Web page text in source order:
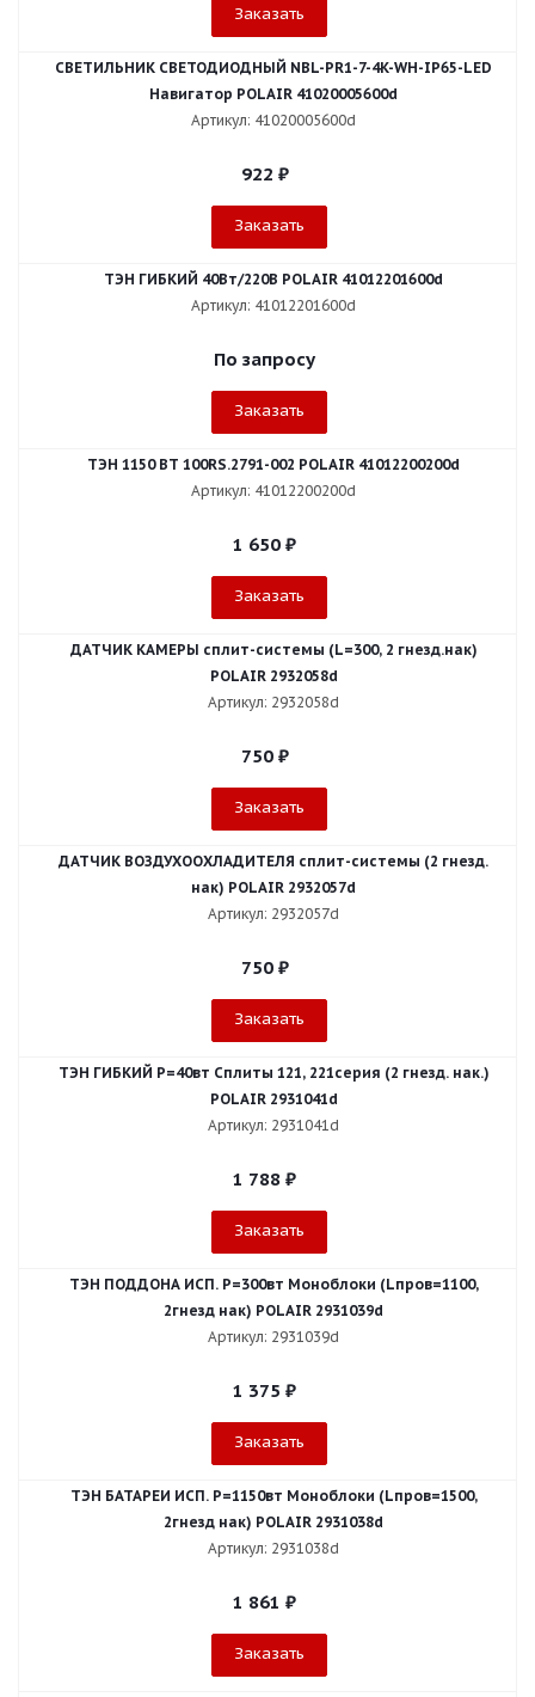
Заказать
СВЕТИЛЬНИК СВЕТОДИОДНЫЙ NBL-PR1-7-4K-WH-IP65-LED
Навигатор POLAIR 41020005600d
Артикул: 41020005600d
922 ₽
Заказать
ТЭН ГИБКИЙ 40Вт/220В POLAIR 41012201600d
Артикул: 41012201600d
По запросу
Заказать
ТЭН 1150 ВТ 100RS.2791-002 POLAIR 41012200200d
Артикул: 41012200200d
1 650 ₽
Заказать
ДАТЧИК КАМЕРЫ сплит-системы (L=300, 2 гнезд.нак)
POLAIR 2932058d
Артикул: 2932058d
750₽
Заказать
ДАТЧИК ВОЗДУХООХЛАДИТЕЛЯ сплит-системы (2 гнезд.
нак) POLAIR 2932057d
Артикул: 2932057d
750₽
Заказать
ТЭН ГИБКИЙ Р=40вт Сплиты 121, 221серия (2 гнезд. нак.)
POLAIR 2931041d
Артикул: 2931041d
1 788 ₽
Заказать
ТЭН ПОДДОНА ИСП. Р=300вт Моноблоки (Lпров=1100,
2гнезд нак) POLAIR 2931039d
Артикул: 2931039d
1 375 ₽
Заказать
ТЭН БАТАРЕИ ИСП. Р=1150вт Моноблоки (Lпров=1500,
2гнезд нак) POLAIR 2931038d
Артикул: 2931038d
1 861 ₽
Заказать